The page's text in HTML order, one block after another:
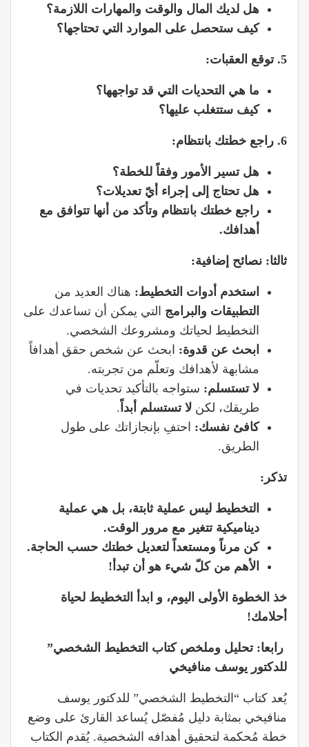
هل لديك المال والوقت والمهارات اللازمة؟
كيف ستحصل على الموارد التي تحتاجها؟
5. توقع العقبات:
ما هي التحديات التي قد تواجهها؟
كيف ستتغلب عليها؟
6. راجع خطتك بانتظام:
هل تسير الأمور وفقاً للخطة؟
هل تحتاج إلى إجراء أيّ تعديلات؟
راجع خطتك بانتظام وتأكد من أنها تتوافق مع
أهدافك.
ثالثا: نصائح إضافية:
استخدم أدوات التخطيط: هناك العديد من
التطبيقات والبرامج التي يمكن أن تساعدك على
التخطيط لحياتك ومشروعك الشخصي.
ابحث عن قدوة: ابحث عن شخص حقق أهدافاً
مشابهة لأهدافك وتعلّم من تجربته.
لا تستسلم: ستواجه بالتأكيد تحديات في
طريقك، لكن لا تستسلم أبداً .
كافئ نفسك: احتفِ بإنجازاتك على طول
الطريق.
تذكر:
التخطيط ليس عملية ثابتة، بل هي عملية
ديناميكية تتغير مع مرور الوقت.
كن مرناً ومستعداً لتعديل خطتك حسب الحاجة.
الأهم من كلّ شيء هو أن تبدأ!
خذ الخطوة الأولى اليوم، و ابدأ التخطيط لحياة
أحلامك!
رابعا: تحليل وملخص كتاب التخطيط الشخصي”
للدكتور يوسف منافيخي
يُعد كتاب “التخطيط الشخصي” للدكتور يوسف
منافيخي بمثابة دليل مُفصّل يُساعد القارئ على وضع
خطة مُحكمة لتحقيق أهدافه الشخصية. يُقدم الكتاب